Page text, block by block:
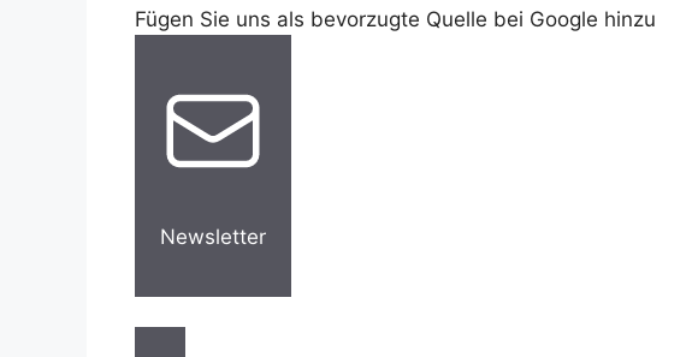
Fügen Sie uns als bevorzugte Quelle bei Google hinzu
Newsletter